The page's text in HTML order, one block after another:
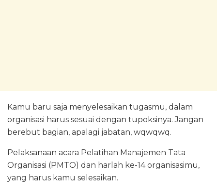
Kamu baru saja menyelesaikan tugasmu, dalam
organisasi harus sesuai dengan tupoksinya. Jangan
berebut bagian, apalagi jabatan, wqwqwq.
Pelaksanaan acara Pelatihan Manajemen Tata
Organisasi (PMTO) dan harlah ke-14 organisasimu,
yang harus kamu selesaikan.